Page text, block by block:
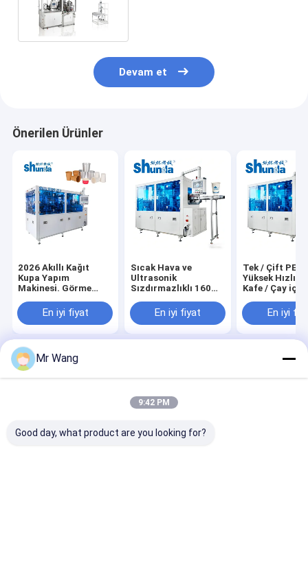
Devam et
Önerilen Ürünler
2026 Akıllı Kağıt
Kupa Yapım
Makinesi. Görme
EnerjiEn iyi fiyat
Sıcak Hava ve
Ultrasonik
Sızdırmazlıklı 160
Bardak Makinası,
Soğuk İçecekler İçin
En iyi fiyat
Tek / Çift PE
Yüksek Hızlı
Kafe / Çay için
En iyi
Ana sayfa
Sitemap
Gizlilik Politikası
Otomatik kağıt bardak makinesi
2026 HAINING CHENGDA MACHINERY CO.LTD. All Rights Reserved.
Mr Wang
9:42 PM
Good day, what product are you looking for?